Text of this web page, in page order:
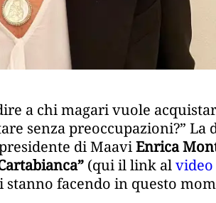
a chi magari vuole
senza preoccupazioni?” La
di MaaviEnrica
(qui il link al
facendo in questo